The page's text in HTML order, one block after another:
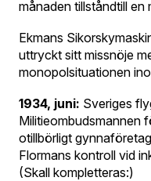
månaden tillståndtill
Ekmans
uttryckt sitt missnöje
monopolsituationen
1934, juni: Sveriges
Militieombudsmannen
otillbörligt
Flormans kontroll vid
(Skall kompletteras:)